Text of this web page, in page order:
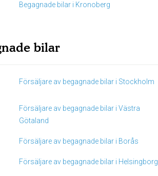
Begagnade bilar i Kronoberg
bilar
Försäljare av begagnade bilar i Stockholm
Försäljare av begagnade bilar i Västra
Götaland
Försäljare av begagnade bilar i Borås
Försäljare av begagnade bilar i Helsingborg